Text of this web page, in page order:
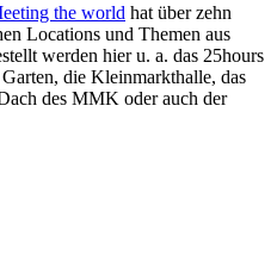
the world hat über zehn
Locations und Themen aus
werden hier u. a. das 25hours
die Kleinmarkthalle, das
des MMK oder auch der